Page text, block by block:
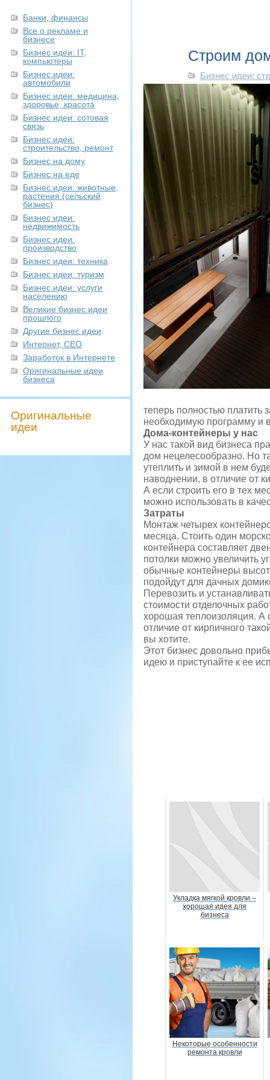
Банки, финансы
Все о рекламе и
бизнесе
Бизнес идеи: IT,
компьютеры
Бизнес идеи:
автомобили
Бизнес идеи: медицина,
здоровье, красота
Бизнес идеи: сотовая
связь
Бизнес идеи:
строительство, ремонт
Бизнес на дому
Бизнес на еде
Бизнес идеи: животные,
растения (сельский
бизнес)
Бизнес идеи:
недвижимость
Бизнес идеи:
производство
Бизнес идеи: техника
Бизнес идеи: туризм
Бизнес идеи: услуги
населению
Великие бизнес идеи
прошлого
Другие бизнес идеи
Интернет, СЕО
Заработок в Интернете
Оригинальные идеи
бизнеса
Оригинальные
идеи
Строим
Бизнес идеи:
теперь полностью платить
необходимую программу и
Дома-контейнеры у нас
У нас такой вид бизнеса
дом нецелесообразно. Но
утеплить и зимой в нем
наводнении, в отличие от
А если строить его в тех
можно использовать в
Затраты
Монтаж четырех
месяца. Стоить один
контейнера составляет
потолки можно увеличить
обычные контейнеры
подойдут для дачных
Перевозить и
стоимости отделочных
хорошая теплоизоляция. А
отличие от кирпичного
вы хотите.
Этот бизнес довольно
идею и приступайте к ее
Укладка мягкой кровли –
хорошая идея для
бизнеса
Некоторые особенности
ремонта кровли